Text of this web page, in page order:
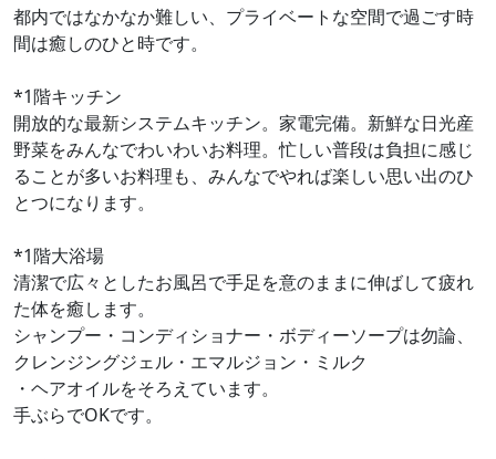
都内ではなかなか難しい、プライベートな空間で過ごす時
間は癒しのひと時です。
*1階キッチン
開放的な最新システムキッチン。家電完備。新鮮な日光産
野菜をみんなでわいわいお料理。忙しい普段は負担に感じ
ることが多いお料理も、みんなでやれば楽しい思い出のひ
とつになります。
*1階大浴場
清潔で広々としたお風呂で手足を意のままに伸ばして疲れ
た体を癒します。
シャンプー・コンディショナー・ボディーソープは勿論、
クレンジングジェル・エマルジョン・ミルク
・ヘアオイルをそろえています。
手ぶらでOKです。